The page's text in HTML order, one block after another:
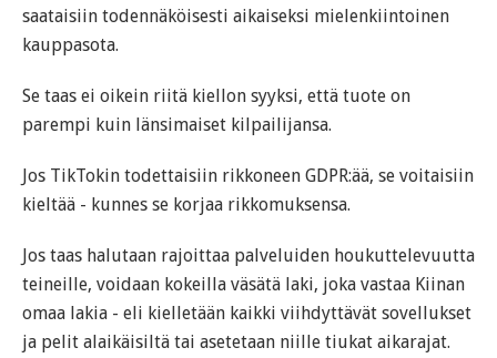
saataisiin todennäköisesti aikaiseksi mielenkiintoinen
kauppasota.
Se taas ei oikein riitä kiellon syyksi, että tuote on
parempi kuin länsimaiset kilpailijansa.
Jos TikTokin todettaisiin rikkoneen GDPR:ää, se voitaisiin
kieltää - kunnes se korjaa rikkomuksensa.
Jos taas halutaan rajoittaa palveluiden houkuttelevuutta
teineille, voidaan kokeilla väsätä laki, joka vastaa Kiinan
omaa lakia - eli kielletään kaikki viihdyttävät sovellukset
ja pelit alaikäisiltä tai asetetaan niille tiukat aikarajat.